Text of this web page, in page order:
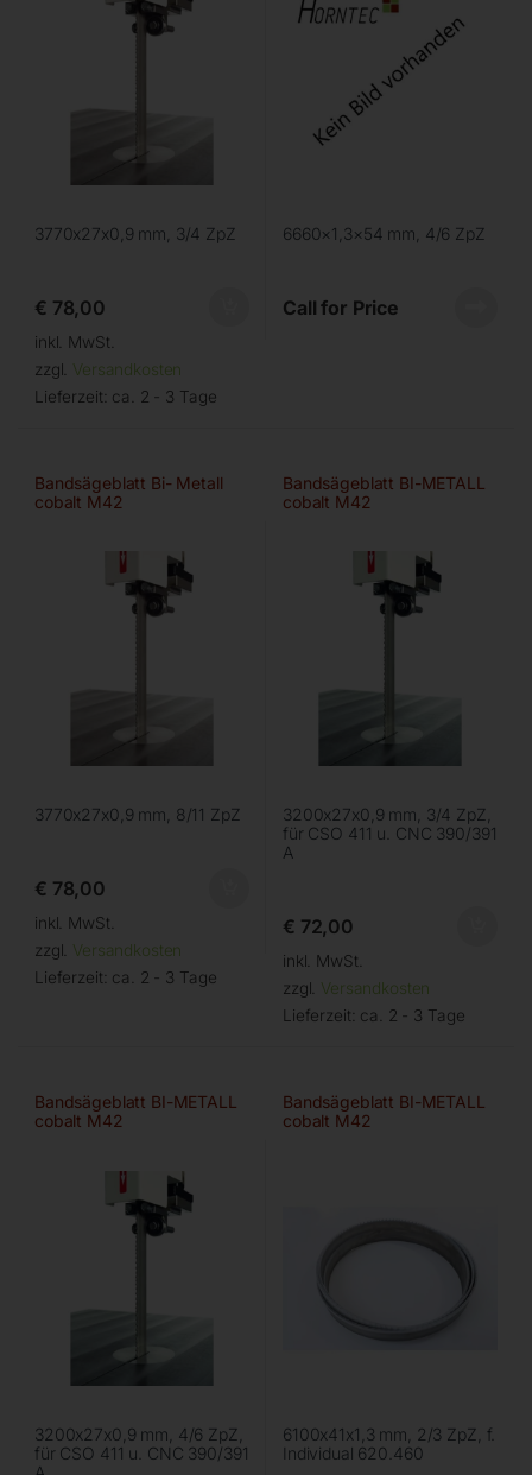
3770x27x0,9 mm, 3/4 ZpZ
€ 78,00
inkl. MwSt.
zzgl. Versandkosten
Lieferzeit: ca. 2 - 3 Tage
6660×1,3×54 mm, 4/6 ZpZ
Call for Price
Bandsägeblatt Bi- Metall
cobalt M42
3770x27x0,9 mm, 8/11 ZpZ
€ 78,00
inkl. MwSt.
zzgl. Versandkosten
Lieferzeit: ca. 2 - 3 Tage
Bandsägeblatt BI-METALL
cobalt M42
3200x27x0,9 mm, 3/4 ZpZ,
für CSO 411 u. CNC 390/391
A
€ 72,00
inkl. MwSt.
zzgl. Versandkosten
Lieferzeit: ca. 2 - 3 Tage
Bandsägeblatt BI-METALL
cobalt M42
3200x27x0,9 mm, 4/6 ZpZ,
für CSO 411 u. CNC 390/391
Bandsägeblatt BI-METALL
cobalt M42
6100x41x1,3 mm, 2/3 ZpZ, f.
Individual 620.460